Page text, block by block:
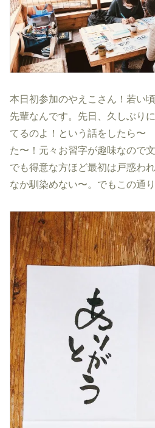
本日初参加のやえこさん！若い
先輩なんです。先日、久しぶり
てるのよ！という話をしたら〜
た〜！元々お習字が趣味なので
でも得意な方ほど最初は戸惑わ
なか馴染めない〜。でもこの通